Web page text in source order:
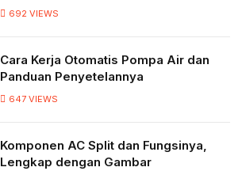
692 VIEWS
Cara Kerja Otomatis Pompa Air dan
Panduan Penyetelannya
647 VIEWS
Komponen AC Split dan Fungsinya,
Lengkap dengan Gambar